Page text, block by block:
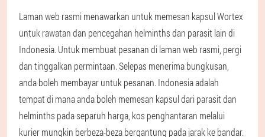
Laman web rasmi menawarkan untuk memesan kapsul Wortex
untuk rawatan dan pencegahan helminths dan parasit lain di
Indonesia. Untuk membuat pesanan di laman web rasmi, pergi
dan tinggalkan permintaan. Selepas menerima bungkusan,
anda boleh membayar untuk pesanan. Indonesia adalah
tempat di mana anda boleh memesan kapsul dari parasit dan
helminths pada separuh harga, kos penghantaran melalui
kurier mungkin berbeza-beza bergantung pada jarak ke bandar.